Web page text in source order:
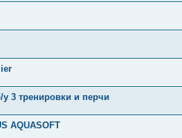
3 тренировки и перчи
AQUASOFT